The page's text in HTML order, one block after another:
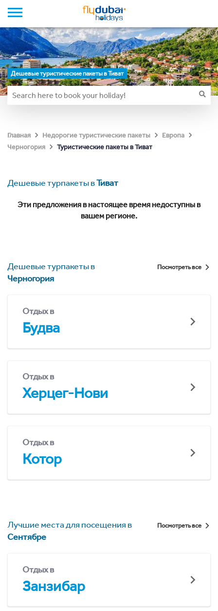
Дешевые туристические пакеты в Тиват
Главная Недорогие туристические пакеты
Европа
Черногория
Туристические пакеты в Тиват
Дешевые турпакеты вТиват
Эти предложения в настоящее время недоступны в
вашем регионе.
Дешевые турпакеты в
Черногория
Посмотреть все
Отдых в
Будва
Отдых в
Херцег-Нови
Отдых в
Котор
Лучшие места для посещения в
Сентябре
Посмотреть все
Отдых в
Занзибар